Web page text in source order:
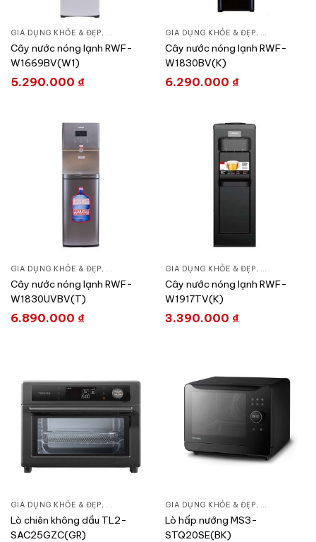
GIA DỤNG KHỎE & ĐẸP, BÌNH LỌC NƯỚC ,LỌC NƯỚC & MÁY NƯỚC NÓNG
Cây nước nóng lạnh RWF-
W1669BV(W1)
5.290.000 ₫
GIA DỤNG KHỎE & ĐẸP, BÌNH LỌC
Cây nước nóng lạnh RWF-
W1830BV(K)
6.290.000 ₫
GIA DỤNG KHỎE & ĐẸP, BÌNH LỌC NƯỚC,LỌC NƯỚC & MÁY NƯỚC NÓNG
Cây nước nóng lạnh RWF-
W1830UVBV(T)
6.890.000 ₫
GIA DỤNG KHỎE & ĐẸP, BÌNH LỌC
Cây nước nóng lạnh RWF-
W1917TV(K)
3.390.000 ₫
GIA DỤNG KHỎE & ĐẸP, BẾP TIỆN NGHI ,LÒ NƯỚNG - BẾP NƯỚNG
Lò chiên không dầu TL2-
SAC25GZC(GR)
GIA DỤNG KHỎE & ĐẸP, BẾP TIỆN
Lò hấp nướng MS3-
STQ20SE(BK)